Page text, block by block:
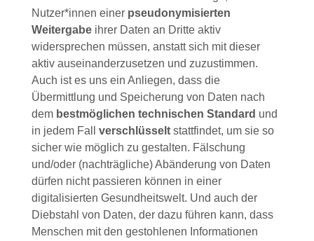
Nutzer*innen einer pseudonymisierten
Weitergabeihrer Daten an Dritte aktiv
widersprechen müssen, anstatt sich mit dieser
aktiv auseinanderzusetzen und zuzustimmen.
Auch ist es uns ein Anliegen, dass die
Übermittlung und Speicherung von Daten nach
dem bestmöglichen technischen Standard und
in jedem Fall verschlüsselt stattfindet, um sie so
sicher wie möglich zu gestalten. Fälschung
und/oder (nachträgliche) Abänderung von Daten
dürfen nicht passieren können in einer
digitalisierten Gesundheitswelt. Und auch der
Diebstahl von Daten, der dazu führen kann, dass
Menschen mit den gestohlenen Informationen